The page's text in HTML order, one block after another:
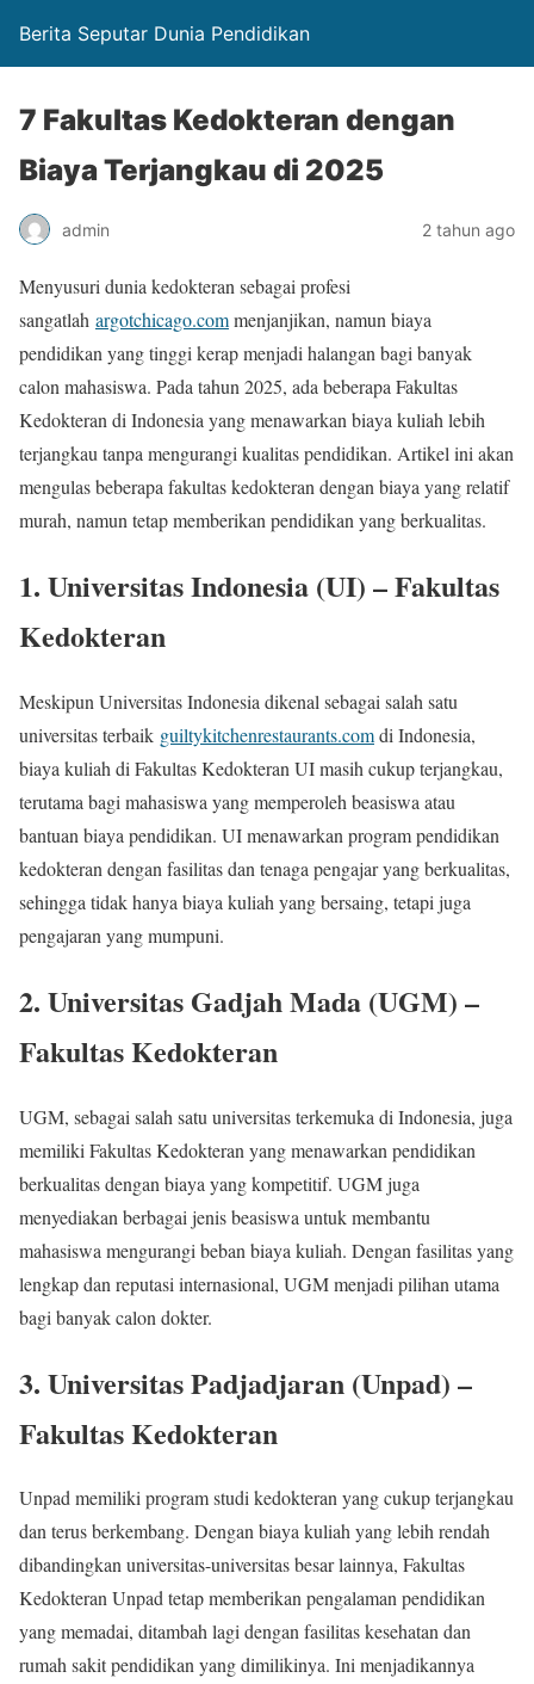
Berita Seputar Dunia Pendidikan
7 Fakultas Kedokteran dengan
Biaya Terjangkau di 2025
admin 2 tahun ago
Menyusuri dunia kedokteran sebagai profesi
sangatlah argotchicago.commenjanjikan, namun biaya
pendidikan yang tinggi kerap menjadi halangan bagi banyak
calon mahasiswa. Pada tahun 2025, ada beberapa Fakultas
Kedokteran di Indonesia yang menawarkan biaya kuliah lebih
terjangkau tanpa mengurangi kualitas pendidikan. Artikel ini akan
mengulas beberapa fakultas kedokteran dengan biaya yang relatif
murah, namun tetap memberikan pendidikan yang berkualitas.
1. Universitas Indonesia (UI) – Fakultas
Kedokteran
Meskipun Universitas Indonesia dikenal sebagai salah satu
universitas terbaik guiltykitchenrestaurants.comdi Indonesia,
biaya kuliah di Fakultas Kedokteran UI masih cukup terjangkau,
terutama bagi mahasiswa yang memperoleh beasiswa atau
bantuan biaya pendidikan. UI menawarkan program pendidikan
kedokteran dengan fasilitas dan tenaga pengajar yang berkualitas,
sehingga tidak hanya biaya kuliah yang bersaing, tetapi juga
pengajaran yang mumpuni.
2. Universitas Gadjah Mada (UGM) –
Fakultas Kedokteran
UGM, sebagai salah satu universitas terkemuka di Indonesia, juga
memiliki Fakultas Kedokteran yang menawarkan pendidikan
berkualitas dengan biaya yang kompetitif. UGM juga
menyediakan berbagai jenis beasiswa untuk membantu
mahasiswa mengurangi beban biaya kuliah. Dengan fasilitas yang
lengkap dan reputasi internasional, UGM menjadi pilihan utama
bagi banyak calon dokter.
3. Universitas Padjadjaran (Unpad) –
Fakultas Kedokteran
Unpad memiliki program studi kedokteran yang cukup terjangkau
dan terus berkembang. Dengan biaya kuliah yang lebih rendah
dibandingkan universitas-universitas besar lainnya, Fakultas
Kedokteran Unpad tetap memberikan pengalaman pendidikan
yang memadai, ditambah lagi dengan fasilitas kesehatan dan
rumah sakit pendidikan yang dimilikinya. Ini menjadikannya